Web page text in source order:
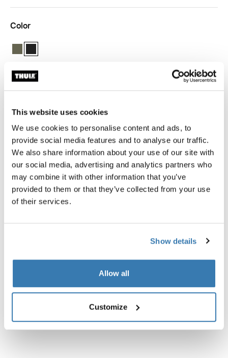
This website uses cookies
We use cookies to personalise content and ads, to
provide social media features and to analyse our traffic.
We also share information about your use of our site with
our social media, advertising and analytics partners who
may combine it with other information that you’ve
provided to them or that they’ve collected from your use
of their services.
Show details
Allow all
Customize
Color
Thule Roundtrip MTB duffel 70L Caqui oscuro
Thule Roundtrip MTB duffel 70L Negro (selected)
Encontrar en tienda
Bolsa de equipo para bicicleta diseñada especialmente
para ciclistas que necesitan más espacio para cada
paseo.
Toggle features
Todas las características
Toggle techspec
Especificaciones técnicas